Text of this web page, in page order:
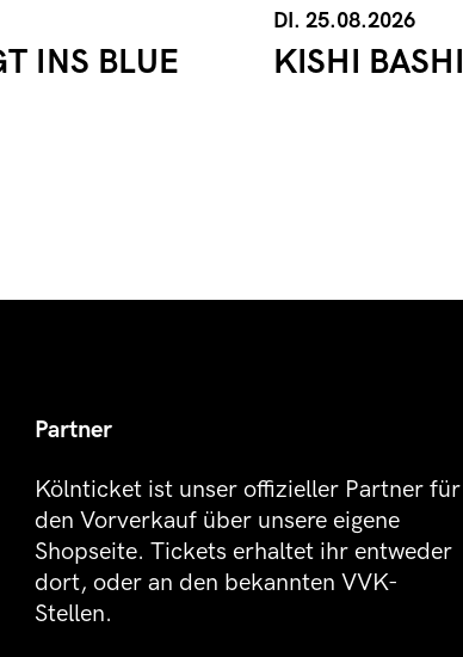
INS BLUE
DI. 25.08.2026
KISHI BASHI
Partner
Kölnticket ist unser offizieller Partner für
den Vorverkauf über unsere eigene
Shopseite. Tickets erhaltet ihr entweder
dort, oder an den bekannten VVK-
Stellen.